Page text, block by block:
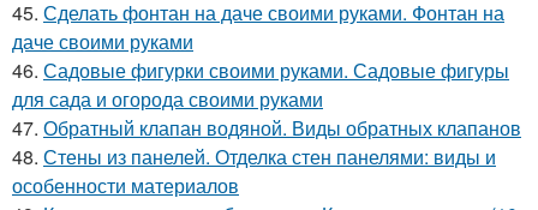
45. Сделать фонтан на даче своими руками. Фонтан на
даче своими руками
46. Садовые фигурки своими руками. Садовые фигуры
для сада и огорода своими руками
47. Обратный клапан водяной. Виды обратных клапанов
48. Стены из панелей. Отделка стен панелями: виды и
особенности материалов